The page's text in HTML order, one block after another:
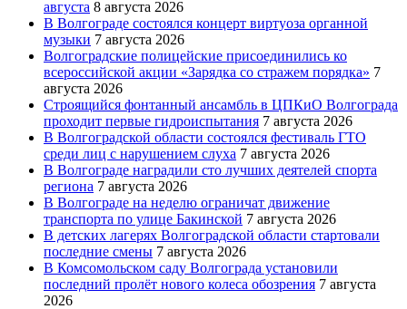
августа 8 августа 2026
В Волгограде состоялся концерт виртуоза органной
музыки 7 августа 2026
Волгоградские полицейские присоединились ко
всероссийской акции «Зарядка со стражем порядка» 7
августа 2026
Строящийся фонтанный ансамбль в ЦПКиО Волгограда
проходит первые гидроиспытания 7 августа 2026
В Волгоградской области состоялся фестиваль ГТО
среди лиц с нарушением слуха 7 августа 2026
В Волгограде наградили сто лучших деятелей спорта
региона 7 августа 2026
В Волгограде на неделю ограничат движение
транспорта по улице Бакинской 7 августа 2026
В детских лагерях Волгоградской области стартовали
последние смены 7 августа 2026
В Комсомольском саду Волгограда установили
последний пролёт нового колеса обозрения 7 августа
2026